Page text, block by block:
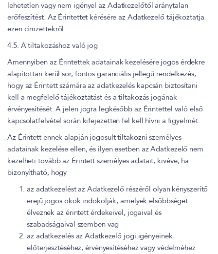
lehetetlen vagy nem igényel az Adatkezelőtől aránytalan
erőfeszítést. Az Érintettet kérésére az Adatkezelő tájékoztatja
ezen címzettekről.
4.5. A tiltakozáshoz való jog
Amennyiben az Érintettek adatainak kezelésére jogos érdekre
alapítottan kerül sor, fontos garanciális jellegű rendelkezés,
hogy az Érintett számára az adatkezelés kapcsán biztosítani
kell a megfelelő tájékoztatást és a tiltakozás jogának
érvényesítését. A jelen jogra legkésőbb az Érintettel való első
kapcsolatfelvétel során kifejezetten fel kell hívni a figyelmét.
Az Érintett ennek alapján jogosult tiltakozni személyes
adatainak kezelése ellen, és ilyen esetben az Adatkezelő nem
kezelheti tovább az Érintett személyes adatait, kivéve, ha
bizonyítható, hogy
az adatkezelést az Adatkezelő részéről olyan kényszerítő
erejű jogos okok indokolják, amelyek elsőbbséget
élveznek az érintett érdekeivel, jogaival és
szabadságaival szemben vag
az adatkezelés az Adatkezelő jogi igényeinek
előterjesztéséhez, érvényesítéséhez vagy védelméhez